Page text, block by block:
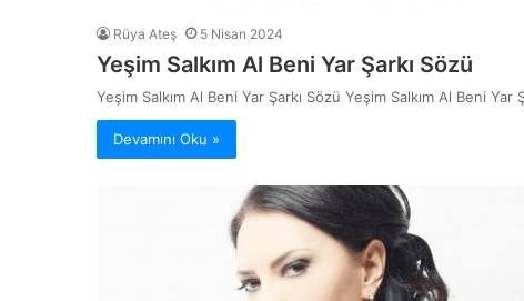
Rüya Ateş 5 Nisan 2024
Yeşim Salkım Al Beni Yar Şarkı Sözü
Yeşim Salkım Al Beni Yar Şarkı Sözü Yeşim Salkım Al Beni
Devamını Oku »